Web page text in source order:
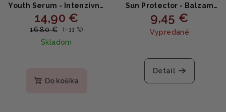
Youth Serum - Intenzívne
hydratačné sérum proti
vráskam 40ml
14,90 €
16,80 € (–11 %)
Skladom
produktu
Do košíka
Sun Protector - Balzam
na pery s ochranným
faktorom SPF15 7ml
9,45 €
Vypredané
Detail